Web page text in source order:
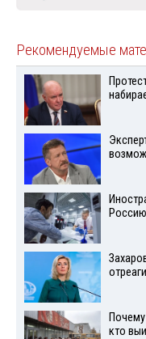
Рекомендуемые
кто